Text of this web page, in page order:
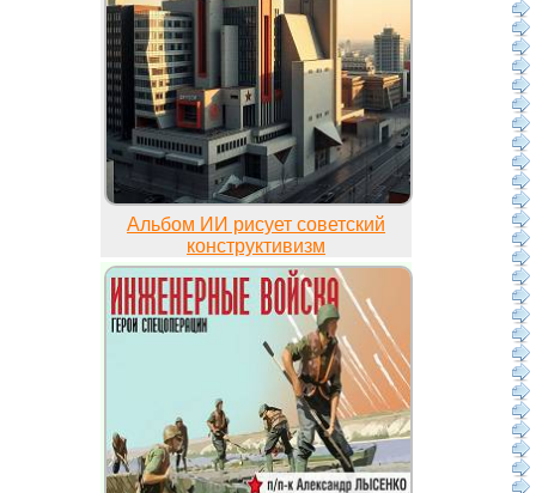
Альбом ИИ рисует советский
конструктивизм